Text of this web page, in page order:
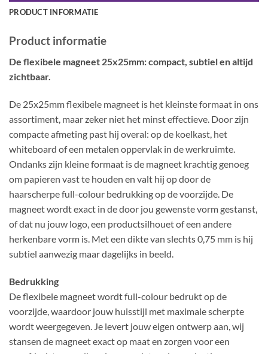
PRODUCT INFORMATIE
Product informatie
De flexibele magneet 25x25mm: compact, subtiel en altijd
zichtbaar.
De 25x25mm flexibele magneet is het kleinste formaat in ons
assortiment, maar zeker niet het minst effectieve. Door zijn
compacte afmeting past hij overal: op de koelkast, het
whiteboard of een metalen oppervlak in de werkruimte.
Ondanks zijn kleine formaat is de magneet krachtig genoeg
om papieren vast te houden en valt hij op door de
haarscherpe full-colour bedrukking op de voorzijde. De
magneet wordt exact in de door jou gewenste vorm gestanst,
of dat nu jouw logo, een productsilhouet of een andere
herkenbare vorm is. Met een dikte van slechts 0,75 mm is hij
subtiel aanwezig maar dagelijks in beeld.
Bedrukking
De flexibele magneet wordt full-colour bedrukt op de
voorzijde, waardoor jouw huisstijl met maximale scherpte
wordt weergegeven. Je levert jouw eigen ontwerp aan, wij
stansen de magneet exact op maat en zorgen voor een